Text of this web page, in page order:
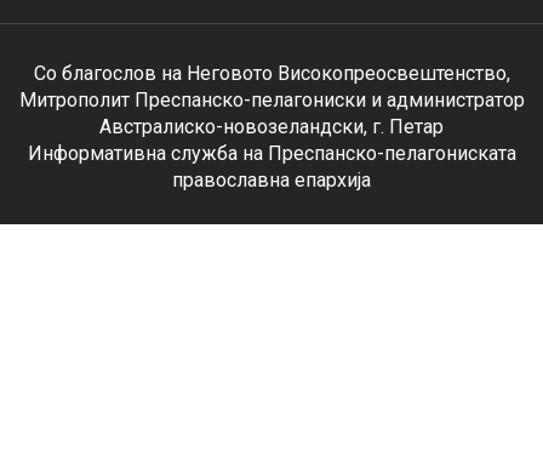
Со благослов на Неговото Високопреосвештенство,
Митрополит Преспанско-пелагониски и администратор
Австралиско-новозеландски, г. Петар
Информативна служба на Преспанско-пелагониската
православна епархија